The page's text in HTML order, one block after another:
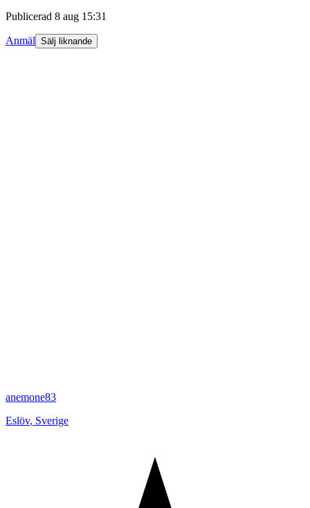
Publicerad 8 aug 15:31
Anmäl Sälj liknande
anemone83
Eslöv, Sverige